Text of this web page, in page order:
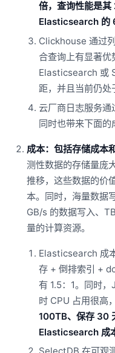
倍，查询性能是其
Elasticsearch 的
Clickhouse 通过
合查询上有显著
Elasticsearch 或
距，并且当前仍处
云厂商日志服务通
同时也带来下面的
成本：包括存储成本
测性数据的存储量庞
推移，这些数据的价
本。同时，海量数据
GB/s 的数据写入、
量的计算资源。
Elasticsearch 成
存 + 倒排索引 +
有 1.5：1。同时
时 CPU 占用很高
100TB、保存 30
Elasticsearch 成